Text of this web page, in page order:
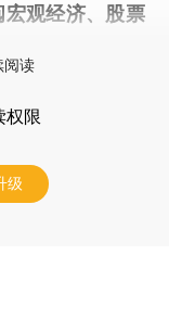
宏观经济、股票
阅读
权限
级